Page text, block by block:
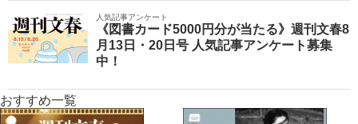
人気記事アンケート
《図書カード5000円分が当たる》週刊文春8
月13日・20日号 人気記事アンケート募集
中！
おすすめ一覧